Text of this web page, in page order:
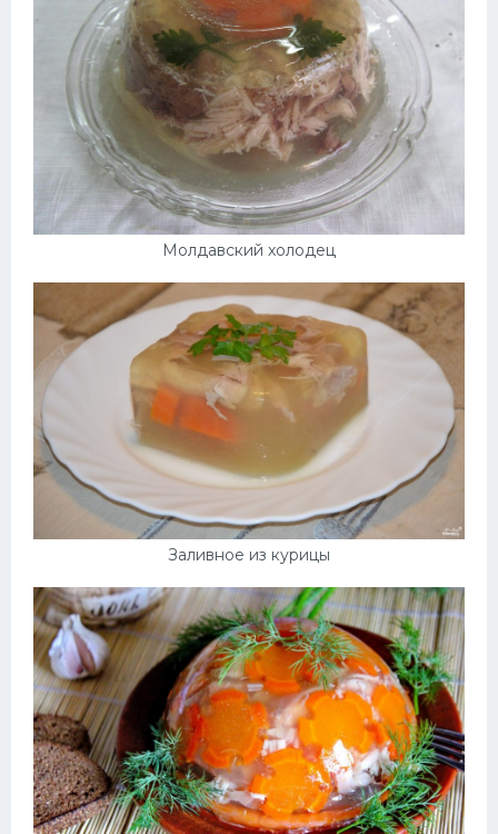
Молдавский холодец
Заливное из курицы